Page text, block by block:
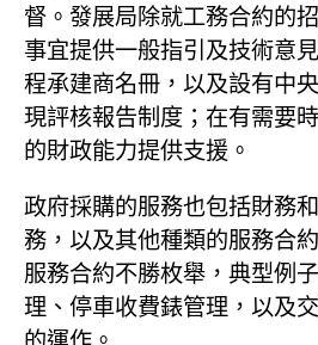
督。發展局除就工務合約的
事宜提供一般指引及技術意
程承建商名冊，以及設有中
現評核報告制度；在有需要
的財政能力提供支援。
政府採購的服務也包括財務
務，以及其他種類的服務合
服務合約不勝枚舉，典型例
理、停車收費錶管理，以及